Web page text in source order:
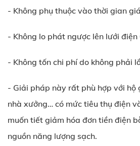
- Không phụ thuộc vào thời gian
- Không lo phát ngược lên lưới điện
- Không tốn chi phí do không phải
- Giải pháp này rất phù hợp với hộ
nhà xưởng… có mức tiêu thụ điện
muốn tiết giảm hóa đơn tiền điện
nguồn năng lượng sạch.